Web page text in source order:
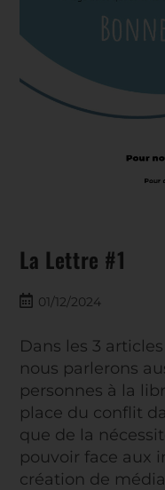
La Lettre #1
01/12/2024
Dans les 3
nous parlerons
personnes à la
place du conflit
que de la
pouvoir face aux
création de